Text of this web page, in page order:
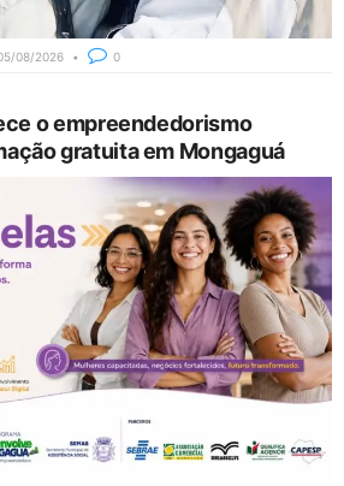
08/2026 0
o empreendedorismo
gratuita em Mongaguá